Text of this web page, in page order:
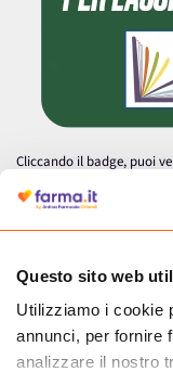
Questo sito web
Utilizziamo i cookie
annunci, per fornire
analizzare il nostro
Cliccando il badge, puoi
autorizzata dal Ministero
medicinali.